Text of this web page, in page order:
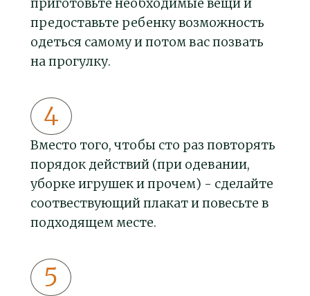
приготовьте необходимые вещи и
предоставьте ребенку возможность
одеться самому и потом вас позвать
на прогулку.
Вместо того, чтобы сто раз повторять
порядок действий (при одевании,
уборке игрушек и прочем) - сделайте
соотвествующий плакат и повесьте в
подходящем месте.